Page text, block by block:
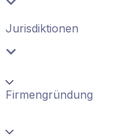
Jurisdiktionen
Firmengründung